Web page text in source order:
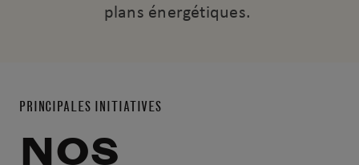
plans énergétiques.
PRINCIPALES INITIATIVES
NOS